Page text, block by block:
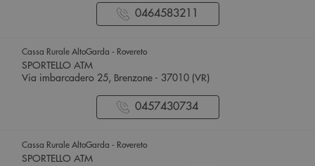
0464583211
Cassa Rurale AltoGarda - Rovereto
SPORTELLO ATM
Via imbarcadero 25, Brenzone - 37010 (VR)
0457430734
Cassa Rurale AltoGarda - Rovereto
SPORTELLO ATM